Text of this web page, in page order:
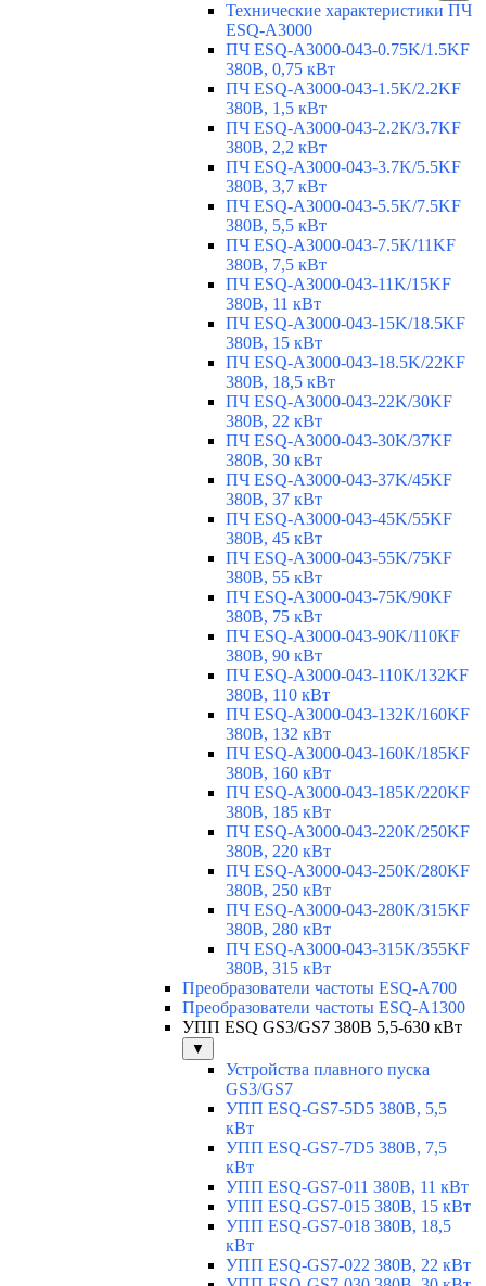
Технические характеристики ПЧ
ESQ-A3000
ПЧ ESQ-A3000-043-0.75K/1.5KF
380В, 0,75 кВт
ПЧ ESQ-A3000-043-1.5K/2.2KF
380В, 1,5 кВт
ПЧ ESQ-A3000-043-2.2K/3.7KF
380В, 2,2 кВт
ПЧ ESQ-A3000-043-3.7K/5.5KF
380В, 3,7 кВт
ПЧ ESQ-A3000-043-5.5K/7.5KF
380В, 5,5 кВт
ПЧ ESQ-A3000-043-7.5K/11KF
380В, 7,5 кВт
ПЧ ESQ-A3000-043-11K/15KF
380В, 11 кВт
ПЧ ESQ-A3000-043-15K/18.5KF
380В, 15 кВт
ПЧ ESQ-A3000-043-18.5K/22KF
380В, 18,5 кВт
ПЧ ESQ-A3000-043-22K/30KF
380В, 22 кВт
ПЧ ESQ-A3000-043-30K/37KF
380В, 30 кВт
ПЧ ESQ-A3000-043-37K/45KF
380В, 37 кВт
ПЧ ESQ-A3000-043-45K/55KF
380В, 45 кВт
ПЧ ESQ-A3000-043-55K/75KF
380В, 55 кВт
ПЧ ESQ-A3000-043-75K/90KF
380В, 75 кВт
ПЧ ESQ-A3000-043-90K/110KF
380В, 90 кВт
ПЧ ESQ-A3000-043-110K/132KF
380В, 110 кВт
ПЧ ESQ-A3000-043-132K/160KF
380В, 132 кВт
ПЧ ESQ-A3000-043-160K/185KF
380В, 160 кВт
ПЧ ESQ-A3000-043-185K/220KF
380В, 185 кВт
ПЧ ESQ-A3000-043-220K/250KF
380В, 220 кВт
ПЧ ESQ-A3000-043-250K/280KF
380В, 250 кВт
ПЧ ESQ-A3000-043-280K/315KF
380В, 280 кВт
ПЧ ESQ-A3000-043-315K/355KF
380В, 315 кВт
Преобразователи частоты ESQ-A700
Преобразователи частоты ESQ-A1300
УПП ESQ GS3/GS7 380В 5,5-630 кВт
▼
Устройства плавного пуска
GS3/GS7
УПП ESQ-GS7-5D5 380В, 5,5
кВт
УПП ESQ-GS7-7D5 380В, 7,5
кВт
УПП ESQ-GS7-011 380В, 11 кВт
УПП ESQ-GS7-015 380В, 15 кВт
УПП ESQ-GS7-018 380В, 18,5
кВт
УПП ESQ-GS7-022 380В, 22 кВт